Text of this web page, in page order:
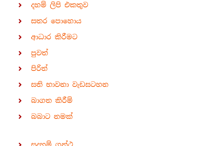
දහම් ලිපි එකතුව
සතර පොහොය
ආධාර කිරීමට
පුවත්
පිරිත්
සති භාවනා වැඩසටහන
බාගත කිරීම්
බබාට නමක්